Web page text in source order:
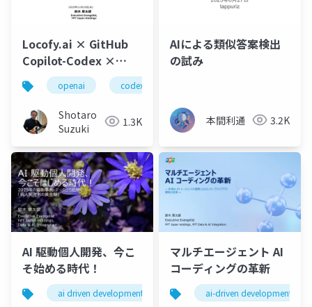
Locofy.ai × GitHub
Copilot-Codex ×
Postman で加速するモ
ダンアプリ開発
openai codex
Shotaro
Suzuki
1.3K
AIによる類似答案検出
の試み
本間利通 3.2K
AI 駆動個人開発、今こ
そ始める時代！
ai driven development locofy.ai claude code
マルチエージェント AI
コーディングの革新
ai-driven development